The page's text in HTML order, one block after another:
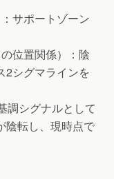
サポートゾーン
位置関係）：陰
2シグマラインを
調シグナルとして
陰転し、現時点で